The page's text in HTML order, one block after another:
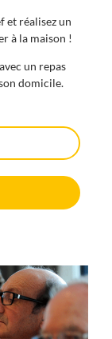
et réalisez un
à la maison !
un repas
domicile.